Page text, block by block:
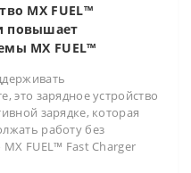
MX FUEL™
повышает
MX FUEL™
это зарядное устройство
зарядке, которая
работу без
FUEL™ Fast Charger